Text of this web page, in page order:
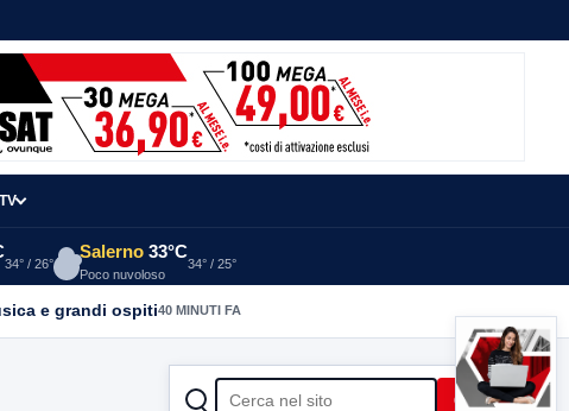
34° / 26°
Salerno 33°C
Poco nuvoloso
34° / 25°
e grandi ospiti40 MINUTI FA
CERCA Cerca